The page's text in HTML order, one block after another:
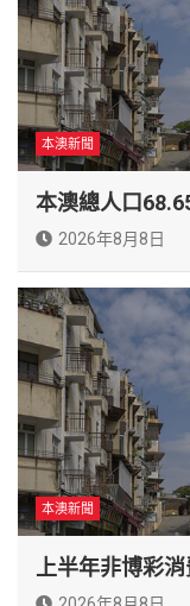
本澳新聞
本澳總人口
2026年8月8日
本澳新聞
上半年非博彩